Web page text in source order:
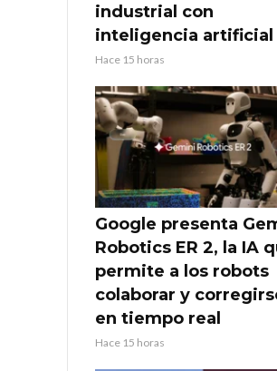
industrial con
inteligencia artificial
Hace 15 horas
Google presenta
Robotics ER 2, la IA
permite a los robots
colaborar y
en tiempo real
Hace 15 horas